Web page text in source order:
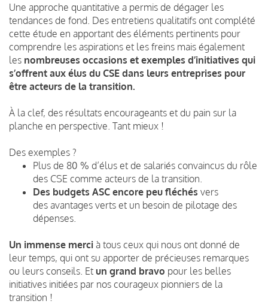
Une approche quantitative a permis de dégager les
tendances de fond. Des entretiens qualitatifs ont complété
cette étude en apportant des éléments pertinents pour
comprendre les aspirations et les freins mais également
les nombreuses occasions et exemples d’initiatives qui
s’offrent aux élus du CSE dans leurs entreprises pour
être acteurs de la transition.
À la clef, des résultats encourageants et du pain sur la
planche en perspective. Tant mieux !
Des exemples ?
Plus de 80 % d’élus et de salariés convaincus du rôle
des CSE comme acteurs de la transition.
Des budgets ASC encore peu fléchés vers
des avantages verts et un besoin de pilotage des
dépenses.
Un immense merci à tous ceux qui nous ont donné de
leur temps, qui ont su apporter de précieuses remarques
ou leurs conseils. Et un grand bravo pour les belles
initiatives initiées par nos courageux pionniers de la
transition !